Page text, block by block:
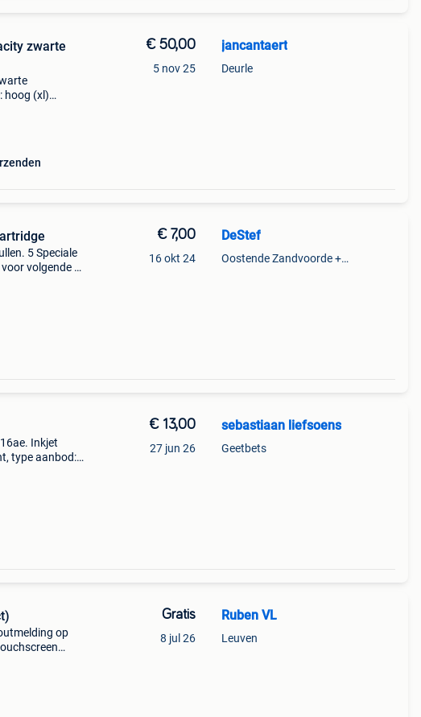
zwarte
hoog (xl)
€ 50,00
5 nov 25
jancantaert
Deurle
5 Speciale
volgende hp
€ 7,00
16 okt 24
DeStef
Oostende Zandvoorde +Oostende
Inkjet
type aanbod:
€ 13,00
27 jun 26
sebastiaan liefsoens
Geetbets
op
Gratis
8 jul 26
Ruben VL
Leuven